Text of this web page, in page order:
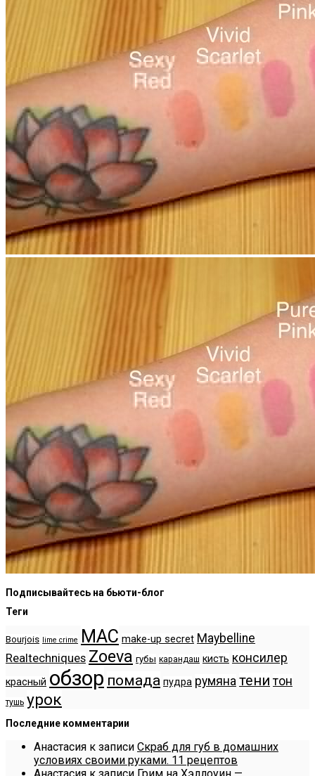
Подписывайтесь на бьюти-блог
Теги
Bourjois lime crime MAC make-up secret Maybelline
Realtechniques Zoeva губы карандаш кисть консилер
красный обзор помада пудра румяна тени тон
тушь урок
Последние комментарии
Анастасия к записи Скраб для губ в домашних
условиях своими руками. 11 рецептов
Анастасия к записи Грим на Хэллоуин —